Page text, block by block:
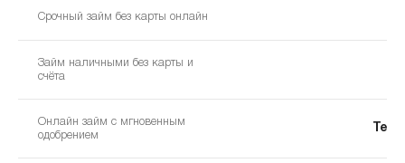
Срочный займ без карты онлайн
Займ наличными без карты и
счёта
Онлайн займ с мгновенным
одобрением